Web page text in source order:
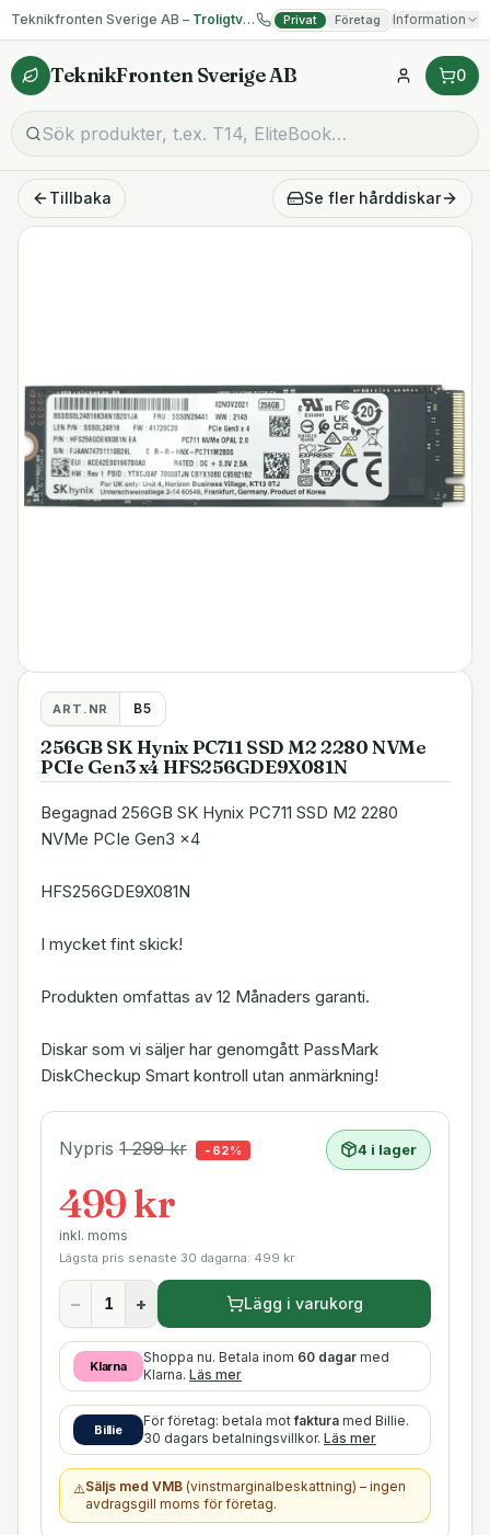
Teknikfronten Sverige AB – Troligtvis billigast på begagnad IT! Privat Företag Information
TeknikFronten Sverige AB 0
Tillbaka Se fler hårddiskar
ART.NR B5
256GB SK Hynix PC711 SSD M2 2280 NVMe
PCIe Gen3 x4 HFS256GDE9X081N
Begagnad 256GB SK Hynix PC711 SSD M2 2280
NVMe PCIe Gen3 x4
HFS256GDE9X081N
I mycket fint skick!
Produkten omfattas av 12 Månaders garanti.
Diskar som vi säljer har genomgått PassMark
DiskCheckup Smart kontroll utan anmärkning!
Nypris 1 299kr - 62% 4 i lager
499 kr
inkl. moms
Lägsta pris senaste 30 dagarna: 499 kr
− + Lägg i varukorg
Klarna
Shoppa nu. Betala inom 60 dagar med
Klarna. Läs mer
Billie
För företag: betala motfaktura med Billie.
30 dagars betalningsvillkor. Läs mer
⚠️Säljs med VMB (vinstmarginalbeskattning) – ingen
avdragsgill moms för företag.